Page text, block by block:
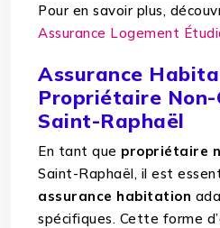
Pour en savoir plus,
Assurance Logement
Assurance
Propriétaire
Saint-Raphaël
En tant que propriétaire
Saint-Raphaël, il est
assurance habitation
spécifiques. Cette forme